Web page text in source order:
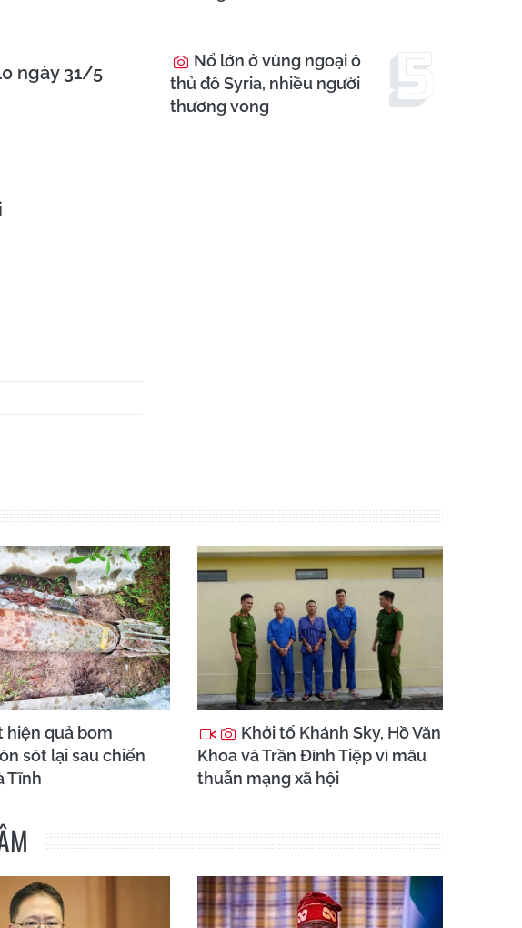
ngày 31/5
Nổ lớn ở vùng ngoại ô
thủ đô Syria, nhiều người
thương vong
hiện quả bom
sót lại sau chiến
Tĩnh
Khởi tố Khánh Sky, Hồ Văn
Khoa và Trần Đình Tiệp vì mâu
thuẫn mạng xã hội